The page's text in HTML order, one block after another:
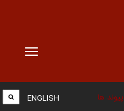
Toggle
پیوند ها ENGLISH